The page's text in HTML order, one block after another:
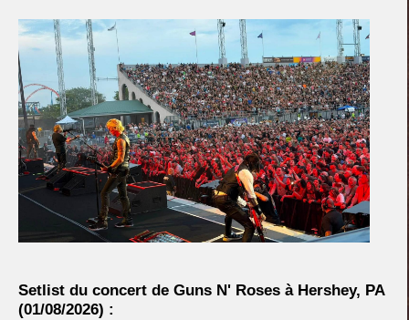
Setlist du concert de Guns N' Roses à Hershey, PA
(01/08/2026) :